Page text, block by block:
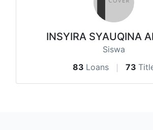
INSYIRA SYAUQINA
Siswa
83 Loans 73